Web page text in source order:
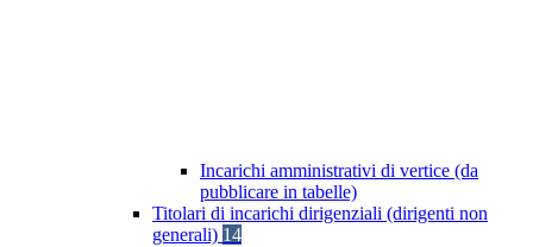
Incarichi amministrativi di vertice (da
pubblicare in tabelle)
Titolari di incarichi dirigenziali (dirigenti non
generali) 14